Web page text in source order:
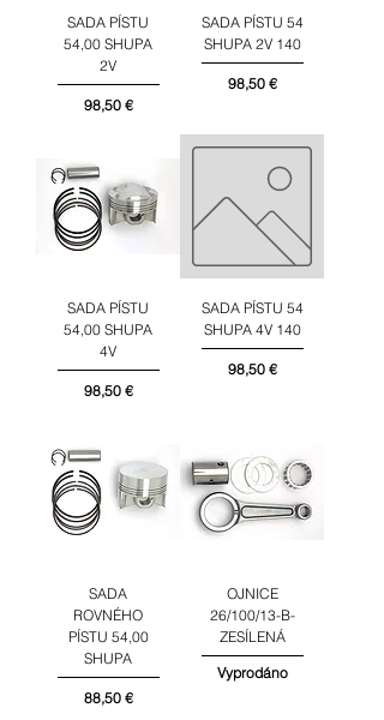
SADA PÍSTU
54,00 SHUPA
2V
Cena
98,50 €
SADA PÍSTU 54
SHUPA 2V 140
Cena
98,50 €
SADA PÍSTU
54,00 SHUPA
4V
Cena
98,50 €
SADA PÍSTU 54
SHUPA 4V 140
Cena
98,50 €
SADA
ROVNÉHO
PÍSTU 54,00
SHUPA
Cena
88,50 €
OJNICE
26/100/13-B-
ZESÍLENÁ
Vyprodáno